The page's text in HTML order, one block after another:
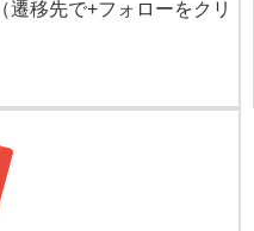
（遷移先で+フォローをクリ